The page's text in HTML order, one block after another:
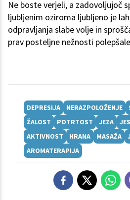
Ne boste verjeli, a zadovoljujoč
ljubljenim oziroma ljubljeno je
odpravljanja slabe volje in
prav posteljne nežnosti
DEPRESIJA NERAZPOLOŽENJE
ŽALOST
POTRTOST JEZA
AKTIVNOST
HRANA MASAŽA
AROMATERAPIJA